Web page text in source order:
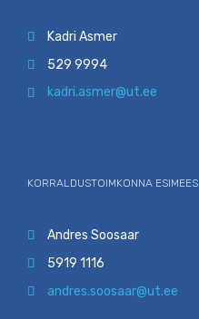
 Kadri Asmer
 529 9994
 kadri.asmer@ut.ee
KORRALDUSTOIMKONNA ESIMEES
 Andres Soosaar
 5919 1116
 andres.soosaar@ut.ee